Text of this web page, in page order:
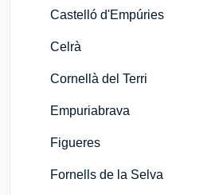
Castelló d'Empúries
Celrà
Cornellà del Terri
Empuriabrava
Figueres
Fornells de la Selva